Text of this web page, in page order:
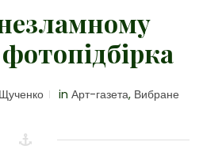
in Арт-газета, Вибране